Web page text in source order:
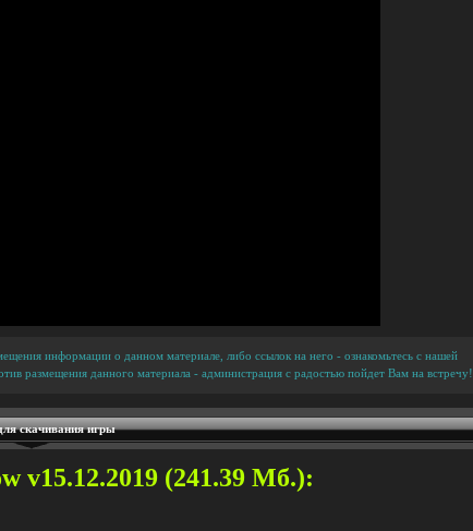
информации о данном материале, либо ссылок на него - ознакомьтесь с нашей
размещения данного материала - администрация с радостью пойдет Вам на встречу!
скачивания игры
v15.12.2019 (241.39 Мб.):